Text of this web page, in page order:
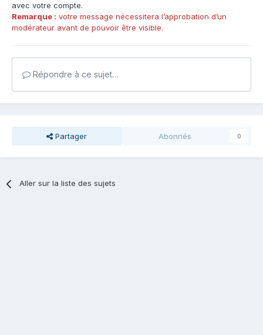
avec votre compte.
Remarque : votre message nécessitera l’approbation d’un
modérateur avant de pouvoir être visible.
Répondre à ce sujet…
Partager Abonnés 0
Aller sur la liste des sujets